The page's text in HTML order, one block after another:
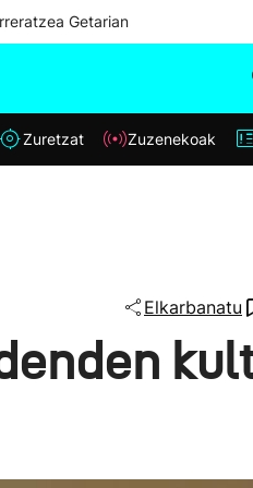
Getarian
Zuretzat Zuzenekoak
Elkarbanatu